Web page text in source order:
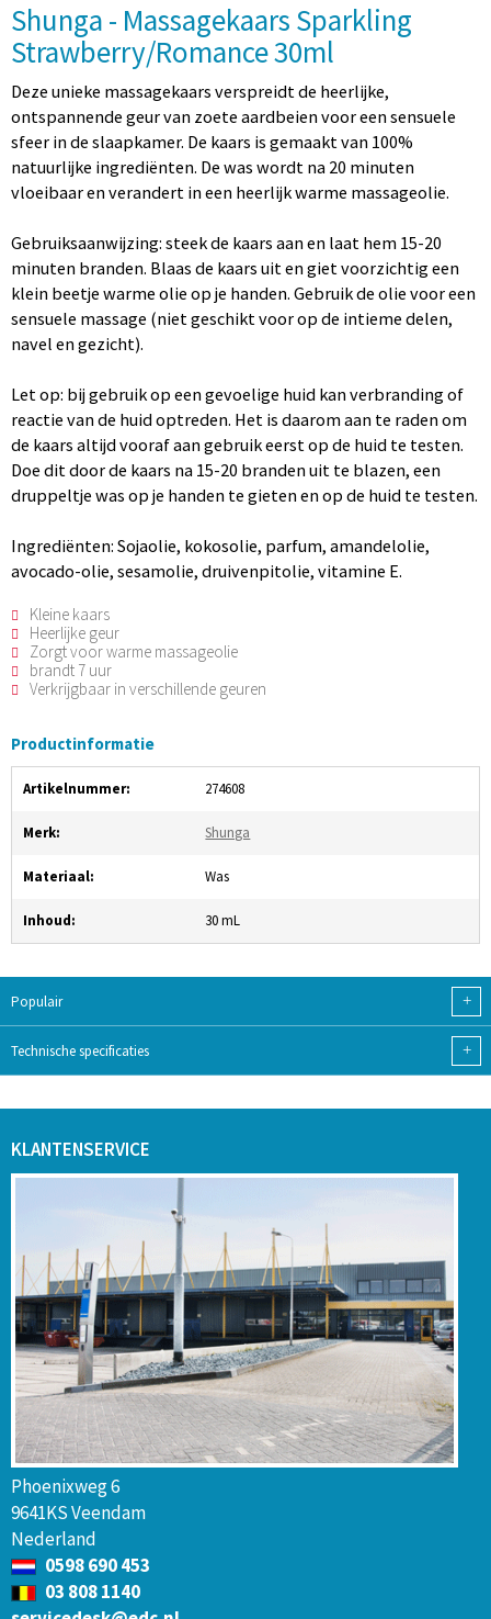
Shunga - Massagekaars Sparkling
Strawberry/Romance 30ml
Deze unieke massagekaars verspreidt de heerlijke,
ontspannende geur van zoete aardbeien voor een sensuele
sfeer in de slaapkamer. De kaars is gemaakt van 100%
natuurlijke ingrediënten. De was wordt na 20 minuten
vloeibaar en verandert in een heerlijk warme massageolie.
Gebruiksaanwijzing: steek de kaars aan en laat hem 15-20
minuten branden. Blaas de kaars uit en giet voorzichtig een
klein beetje warme olie op je handen. Gebruik de olie voor een
sensuele massage (niet geschikt voor op de intieme delen,
navel en gezicht).
Let op: bij gebruik op een gevoelige huid kan verbranding of
reactie van de huid optreden. Het is daarom aan te raden om
de kaars altijd vooraf aan gebruik eerst op de huid te testen.
Doe dit door de kaars na 15-20 branden uit te blazen, een
druppeltje was op je handen te gieten en op de huid te testen.
Ingrediënten: Sojaolie, kokosolie, parfum, amandelolie,
avocado-olie, sesamolie, druivenpitolie, vitamine E.
Kleine kaars
Heerlijke geur
Zorgt voor warme massageolie
brandt 7 uur
Verkrijgbaar in verschillende geuren
Productinformatie
Artikelnummer: 274608
Merk: Shunga
Materiaal: Was
Inhoud: 30 mL
Populair +
Technische specificaties +
KLANTENSERVICE
Phoenixweg 6
9641KS Veendam
Nederland
0598 690 453
03 808 1140